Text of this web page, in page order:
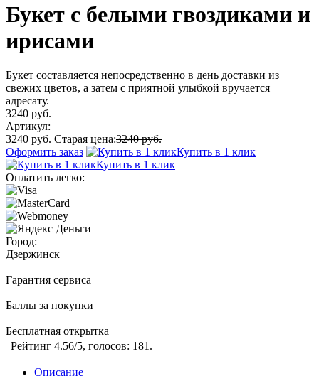
Букет с белыми гвоздиками и
ирисами
Букет составляется непосредственно в день доставки из
свежих цветов, а затем с приятной улыбкой вручается
адресату.
3240 руб.
Артикул:
3240 руб. Старая цена:3240 руб.
Оформить заказ
Купить в 1 клик
Купить в 1 клик
Оплатить легко:
Город:
Дзержинск
Гарантия сервиса
Баллы за покупки
Бесплатная открытка
Рейтинг 4.56/5, голосов: 181 .
Описание